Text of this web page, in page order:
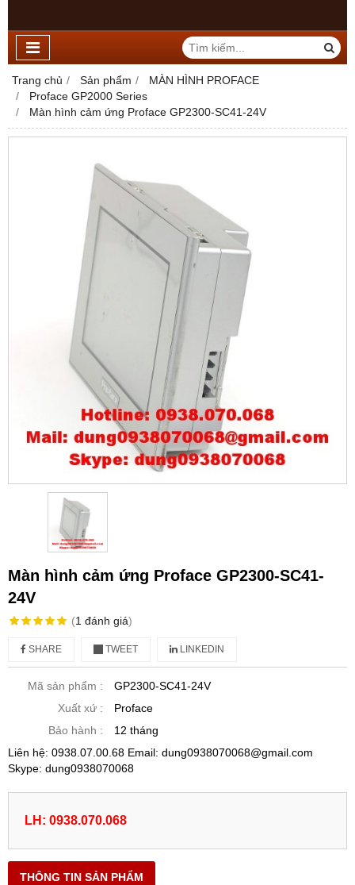
Trang chủ Sản phẩm
MÀN HÌNH PROFACE
Proface GP2000 Series
Màn hình cảm ứng Proface GP2300-SC41-24V
Màn hình cảm ứng Proface GP2300-SC41-
24V
(1 đánh giá)
SHARE TWEET LINKEDIN
Mã sản phẩm :
GP2300-SC41-24V
Xuất xứ :
Proface
Bảo hành :
12 tháng
Liên hệ: 0938.07.00.68 Email: dung0938070068@gmail.com
Skype: dung0938070068
LH: 0938.070.068
THÔNG TIN SẢN PHẨM